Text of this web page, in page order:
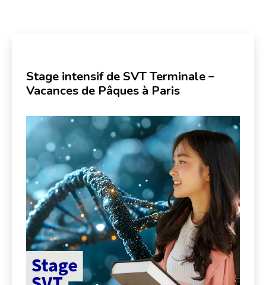
Stage intensif de SVT Terminale –
Vacances de Pâques à Paris